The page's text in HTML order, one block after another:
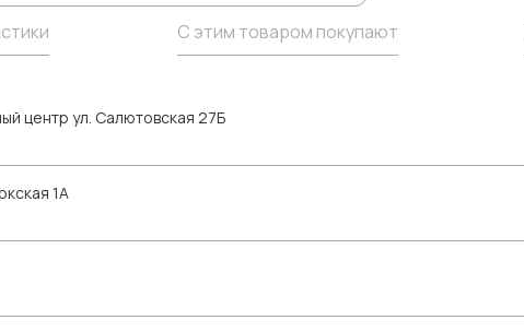
С этим товаром покупают
центр ул. Салютовская 27Б
1А